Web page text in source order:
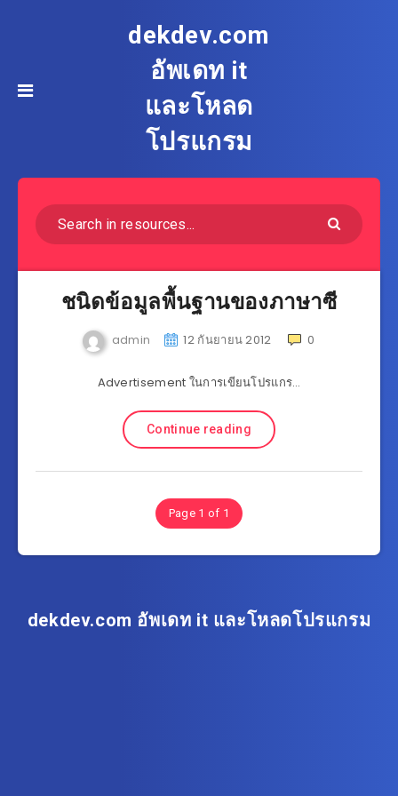
dekdev.com
อัพเดท it
และโหลด
โปรแกรม
ชนิดข้อมูลพื้นฐานของภาษาซี
admin 12 กันยายน 2012 0
Advertisement ในการเขียนโปรแกร…
Continue reading
Page 1 of 1
dekdev.com อัพเดท it และโหลดโปรแกรม